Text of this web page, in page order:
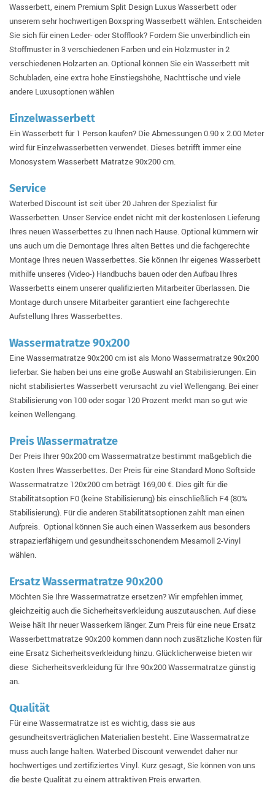
Wasserbett, einem Premium Split Design Luxus Wasserbett oder
unserem sehr hochwertigen Boxspring Wasserbett wählen. Entscheiden
Sie sich für einen Leder- oder Stofflook? Fordern Sie unverbindlich ein
Stoffmuster in 3 verschiedenen Farben und ein Holzmuster in 2
verschiedenen Holzarten an. Optional können Sie ein Wasserbett mit
Schubladen, eine extra hohe Einstiegshöhe, Nachttische und viele
andere Luxusoptionen wählen
Einzelwasserbett
Ein Wasserbett für 1 Person kaufen? Die Abmessungen 0.90 x 2.00 Meter
wird für Einzelwasserbetten verwendet. Dieses betrifft immer eine
Monosystem Wasserbett Matratze 90x200 cm.
Service
Waterbed Discount ist seit über 20 Jahren der Spezialist für
Wasserbetten. Unser Service endet nicht mit der kostenlosen Lieferung
Ihres neuen Wasserbettes zu Ihnen nach Hause. Optional kümmern wir
uns auch um die Demontage Ihres alten Bettes und die fachgerechte
Montage Ihres neuen Wasserbettes. Sie können Ihr eigenes Wasserbett
mithilfe unseres (Video-) Handbuchs bauen oder den Aufbau Ihres
Wasserbetts einem unserer qualifizierten Mitarbeiter überlassen. Die
Montage durch unsere Mitarbeiter garantiert eine fachgerechte
Aufstellung Ihres Wasserbettes.
Wassermatratze 90x200
Eine Wassermatratze 90x200 cm ist als Mono Wassermatratze 90x200
lieferbar. Sie haben bei uns eine große Auswahl an Stabilisierungen. Ein
nicht stabilisiertes Wasserbett verursacht zu viel Wellengang. Bei einer
Stabilisierung von 100 oder sogar 120 Prozent merkt man so gut wie
keinen Wellengang.
Preis Wassermatratze
Der Preis Ihrer 90x200 cm Wassermatratze bestimmt maßgeblich die
Kosten Ihres Wasserbettes. Der Preis für eine Standard Mono Softside
Wassermatratze 120x200 cm beträgt 169,00 €. Dies gilt für die
Stabilitätsoption F0 (keine Stabilisierung) bis einschließlich F4 (80%
Stabilisierung). Für die anderen Stabilitätsoptionen zahlt man einen
Aufpreis. Optional können Sie auch einen Wasserkern aus besonders
strapazierfähigem und gesundheitsschonendem Mesamoll 2-Vinyl
wählen.
Ersatz Wassermatratze 90x200
Möchten Sie Ihre Wassermatratze ersetzen? Wir empfehlen immer,
gleichzeitig auch die Sicherheitsverkleidung auszutauschen. Auf diese
Weise hält Ihr neuer Wasserkern länger. Zum Preis für eine neue Ersatz
Wasserbettmatratze 90x200 kommen dann noch zusätzliche Kosten für
eine Ersatz Sicherheitsverkleidung hinzu. Glücklicherweise bieten wir
diese Sicherheitsverkleidung für Ihre 90x200 Wassermatratze günstig
an.
Qualität
Für eine Wassermatratze ist es wichtig, dass sie aus
gesundheitsverträglichen Materialien besteht. Eine Wassermatratze
muss auch lange halten. Waterbed Discount verwendet daher nur
hochwertiges und zertifiziertes Vinyl. Kurz gesagt, Sie können von uns
die beste Qualität zu einem attraktiven Preis erwarten.